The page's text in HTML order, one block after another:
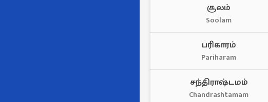
சூலம்
Soolam
பரிகாரம்
Pariharam
சந்திராஷ்டமம்
Chandrashtamam